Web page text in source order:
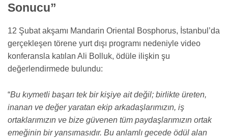
Sonucu”
12 Şubat akşamı Mandarin Oriental Bosphorus, İstanbul’da
gerçekleşen törene yurt dışı programı nedeniyle video
konferansla katılan Ali Bolluk, ödüle ilişkin şu
değerlendirmede bulundu:
“Bu kıymetli başarı tek bir kişiye ait değil; birlikte üreten,
inanan ve değer yaratan ekip arkadaşlarımızın, iş
ortaklarımızın ve bize güvenen tüm paydaşlarımızın ortak
emeğinin bir yansımasıdır. Bu anlamlı gecede ödül alan